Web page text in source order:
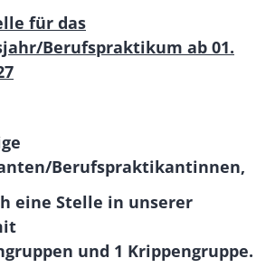
für das
Berufspraktikum ab 01.
Berufspraktikantinnen,
eine Stelle in unserer
und 1 Krippengruppe.